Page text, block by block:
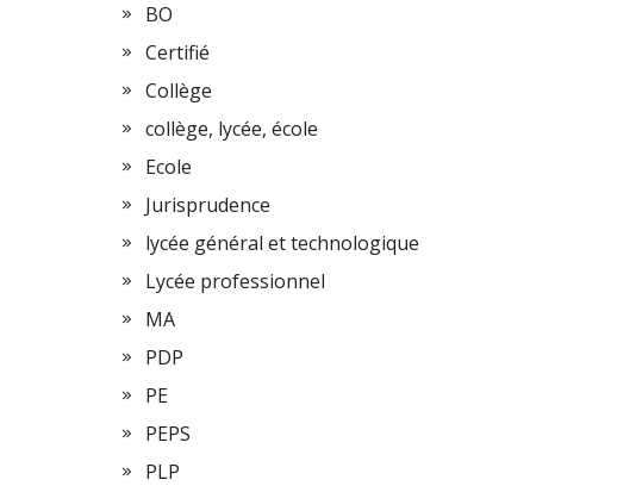
BO
Certifié
Collège
collège, lycée, école
Ecole
Jurisprudence
lycée général et technologique
Lycée professionnel
MA
PDP
PE
PEPS
PLP